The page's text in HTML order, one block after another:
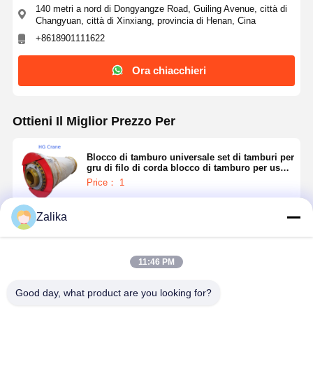
140 metri a nord di Dongyangze Road, Guiling Avenue, città di
Changyuan, città di Xinxiang, provincia di Henan, Cina
+8618901111622
Ora chiacchieri
Ottieni Il Miglior Prezzo Per
Blocco di tamburo universale set di tamburi per
gru di filo di corda blocco di tamburo per uso
con gru o sollevamento
Price： 1
Zalika
11:46 PM
Good day, what product are you looking for?